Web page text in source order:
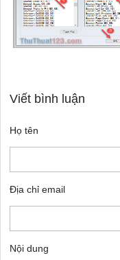
Viết bình luận
Họ tên
Địa chỉ email
Nội dung